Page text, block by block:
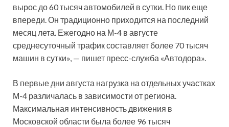
вырос до 60 тысяч автомобилей в сутки. Но пик еще
впереди. Он традиционно приходится на последний
месяц лета. Ежегодно на М-4 в августе
среднесуточный трафик составляет более 70 тысяч
машин в сутки», — пишет пресс-служба «Автодора».
В первые дни августа нагрузка на отдельных участках
М-4 различалась в зависимости от региона.
Максимальная интенсивность движения в
Московской области была более 96 тысяч